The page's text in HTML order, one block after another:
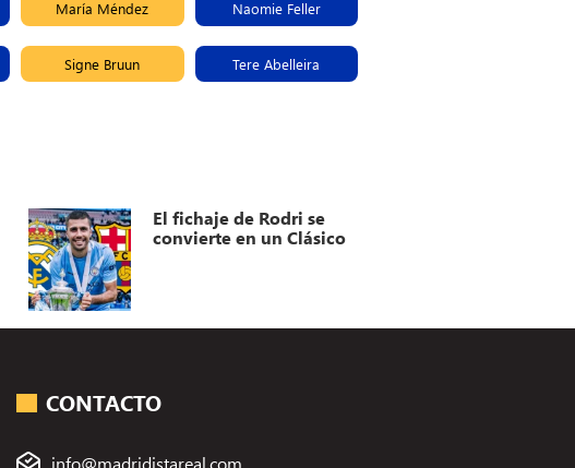
María Méndez Naomie Feller
Signe Bruun Tere Abelleira
El fichaje de Rodri se
convierte en un Clásico
CONTACTO
info@madridistareal.com